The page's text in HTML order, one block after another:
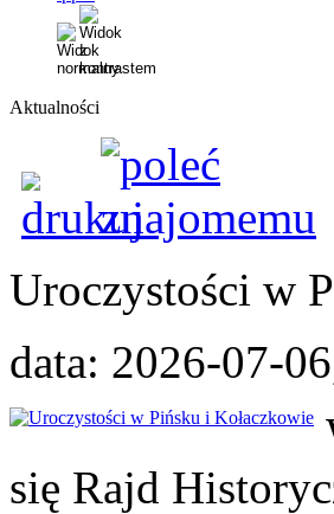
Aktualności
Uroczystości w
data: 2026-07-
się Rajd